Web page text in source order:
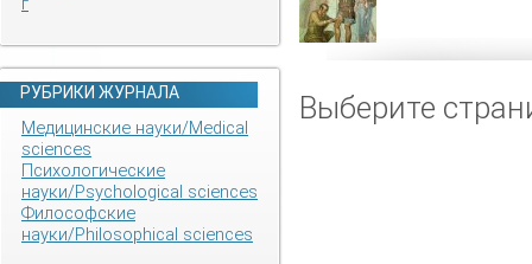
РУБРИКИ ЖУРНАЛА
Медицинские науки/Medical
sciences
Психологические
науки/Psychological sciences
Философские
науки/Philosophical sciences
Выберите